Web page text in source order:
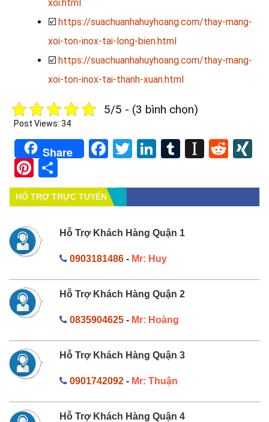
xoi.html
☑️ https://suachuanhahuyhoang.com/thay-mang-
xoi-ton-inox-tai-long-bien.html
☑️ https://suachuanhahuyhoang.com/thay-mang-
xoi-ton-inox-tai-thanh-xuan.html
5/5 - (3 bình chọn)
Post Views: 34
Share Facebook
TwitterLinkedIn
Tumblr
Pinterest
HỔ TRỢ TRỰC TUYẾN
Hỗ Trợ Khách Hàng Quận 1
0903181486- Mr: Huy
Hỗ Trợ Khách Hàng Quận 2
0835904625- Mr: Hoàng
Hỗ Trợ Khách Hàng Quận 3
0901742092- Mr: Thuận
Hỗ Trợ Khách Hàng Quận 4